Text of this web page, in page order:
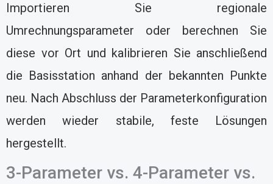
Importieren Sie regionale
Umrechnungsparameter oder berechnen Sie
diese vor Ort und kalibrieren Sie anschließend
die Basisstation anhand der bekannten Punkte
neu. Nach Abschluss der Parameterkonfiguration
werden wieder stabile, feste Lösungen
hergestellt.
3-Parameter vs. 4-Parameter vs.